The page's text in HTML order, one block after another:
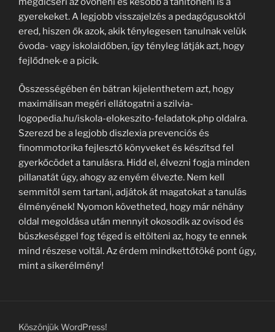
gyerekeket. A legjobb visszajelzés a pedagógusoktól
ered, hiszen ők azok, akik ténylegesen tanulnak velük
óvoda- vagy iskolaidőben, így tényleg látják azt, hogy
fejlődnek-e a picik.
Összességében én bátran kijelenthetem azt, hogy
maximálisan megéri ellátogatni a szilvia-
logopedia.hu/iskola-elokeszito-feladatok.php oldalra.
Szerezd be a legjobb diszlexia prevenciós és
finommotorika fejlesztő könyveket és készítsd fel
gyerkőcödet a tanulásra. Hidd el, élvezni fogja minden
pillanatát úgy, ahogy az enyém élvezte. Nem kell
semmitől sem tartani, adjátok át magatokat a tanulás
élményének! Nyomon követheted, hogy már néhány
oldal megoldása után mennyit okosodik az ovisod és
büszkeséggel fog téged is eltölteni az, hogy te ennek
mind részese voltál. Az érdem mindkettőtöké pont úgy,
mint a sikerélmény!
Köszönjük WordPress!